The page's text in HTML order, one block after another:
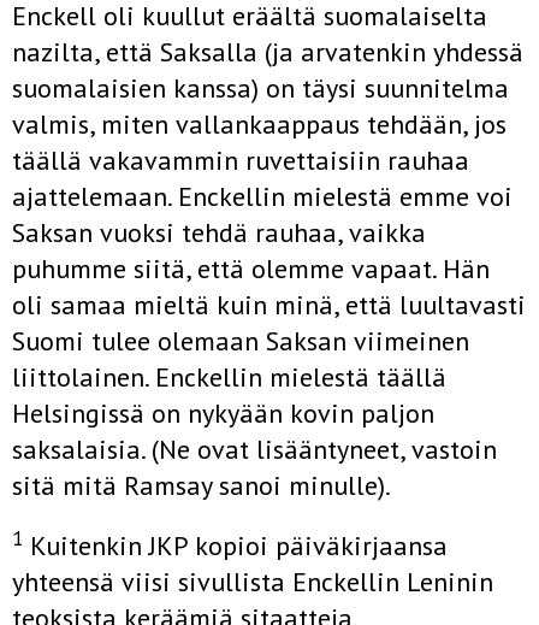
Enckell oli kuullut eräältä suomalaiselta
nazilta, että Saksalla (ja arvatenkin yhdessä
suomalaisien kanssa) on täysi suunnitelma
valmis, miten vallankaappaus tehdään, jos
täällä vakavammin ruvettaisiin rauhaa
ajattelemaan. Enckellin mielestä emme voi
Saksan vuoksi tehdä rauhaa, vaikka
puhumme siitä, että olemme vapaat. Hän
oli samaa mieltä kuin minä, että luultavasti
Suomi tulee olemaan Saksan viimeinen
liittolainen. Enckellin mielestä täällä
Helsingissä on nykyään kovin paljon
saksalaisia. (Ne ovat lisääntyneet, vastoin
sitä mitä Ramsay sanoi minulle).
1 Kuitenkin JKP kopioi päiväkirjaansa
yhteensä viisi sivullista Enckellin Leninin
teoksista keräämiä sitaatteja.